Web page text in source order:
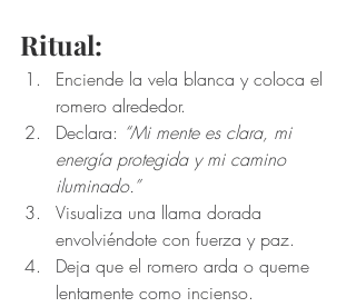
Ritual:
Enciende la vela blanca y coloca el
romero alrededor.
Declara: “Mi mente es clara, mi
energía protegida y mi camino
iluminado.”
Visualiza una llama dorada
envolviéndote con fuerza y paz.
Deja que el romero arda o queme
lentamente como incienso.